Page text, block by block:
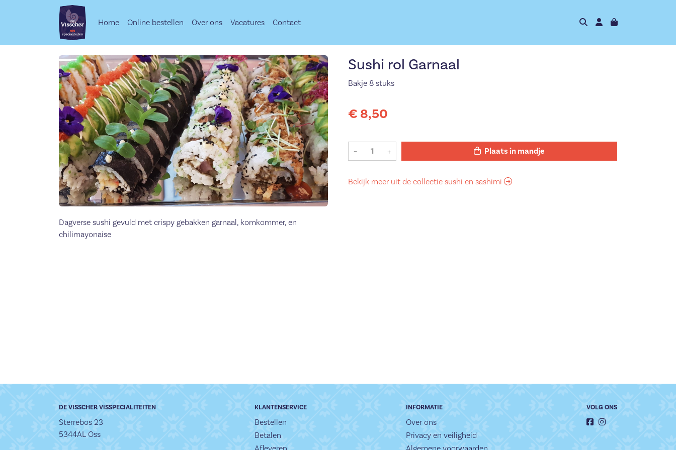
Home Online bestellen Over ons Vacatures Contact
Dagverse sushi gevuld met crispy gebakken garnaal, komkommer, en
chilimayonaise
Sushi rol Garnaal
Bakje 8 stuks
€ 8,50
– + Plaats in mandje
Bekijk meer uit de collectie sushi en sashimi
DE VISSCHER VISSPECIALITEITEN
Sterrebos 23
5344AL Oss
KLANTENSERVICE
Bestellen
Betalen
INFORMATIE
Over ons
Privacy en veiligheid
VOLG ONS